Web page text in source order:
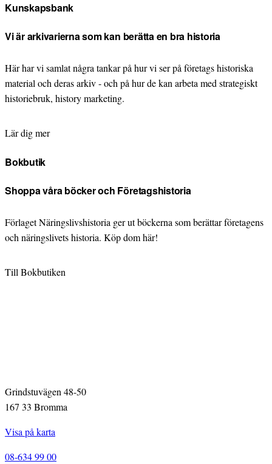
Kunskapsbank
Vi är arkivarierna som kan berätta en bra historia
Här har vi samlat några tankar på hur vi ser på företags historiska
material och deras arkiv - och på hur de kan arbeta med strategiskt
historiebruk, history marketing.
Lär dig mer
Bokbutik
Shoppa våra böcker och Företagshistoria
Förlaget Näringslivshistoria ger ut böckerna som berättar företagens
och näringslivets historia. Köp dom här!
Till Bokbutiken
Grindstuvägen 48-50
167 33 Bromma
Visa på karta
08-634 99 00